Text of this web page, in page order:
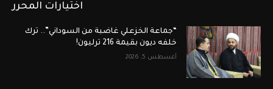
اختيارات المحرر
“جماعة الخزعلي غاضبة من السوداني”.. ترك
خلفه ديون بقيمة 216 ترليون!
أغسطس 5, 2026